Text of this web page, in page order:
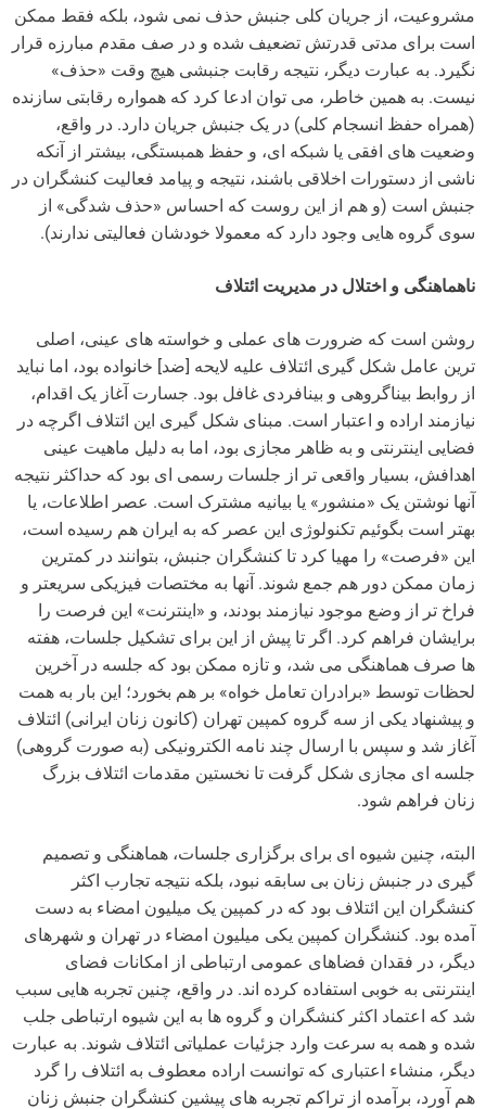
مشروعیت، از جریان کلی جنبش حذف نمی شود، بلکه فقط ممکن
است برای مدتی قدرتش تضعیف شده و در صف مقدم مبارزه قرار
نگیرد. به عبارت دیگر، نتیجه رقابت جنبشی هیچ وقت «حذف»
نیست. به همین خاطر، می توان ادعا کرد که همواره رقابتی سازنده
(همراه حفظ انسجام کلی) در یک جنبش جریان دارد. در واقع،
وضعیت های افقی یا شبکه ای، و حفظ همبستگی، بیشتر از آنکه
ناشی از دستورات اخلاقی باشند، نتیجه و پیامد فعالیت کنشگران در
جنبش است (و هم از این روست که احساس «حذف شدگی» از
سوی گروه هایی وجود دارد که معمولا خودشان فعالیتی ندارند).
ناهماهنگی و اختلال در مدیریت ائتلاف
روشن است که ضرورت های عملی و خواسته های عینی، اصلی
ترین عامل شکل گیری ائتلاف علیه لایحه [ضد] خانواده بود، اما نباید
از روابط بیناگروهی و بینافردی غافل بود. جسارت آغاز یک اقدام،
نیازمند اراده و اعتبار است. مبنای شکل گیری این ائتلاف اگرچه در
فضایی اینترنتی و به ظاهر مجازی بود، اما به دلیل ماهیت عینی
اهدافش، بسیار واقعی تر از جلسات رسمی ای بود که حداکثر نتیجه
آنها نوشتن یک «منشور» یا بیانیه مشترک است. عصر اطلاعات، یا
بهتر است بگوئیم تکنولوژی این عصر که به ایران هم رسیده است،
این «فرصت» را مهیا کرد تا کنشگران جنبش، بتوانند در کمترین
زمان ممکن دور هم جمع شوند. آنها به مختصات فیزیکی سریعتر و
فراخ تر از وضع موجود نیازمند بودند، و «اینترنت» این فرصت را
برایشان فراهم کرد. اگر تا پیش از این برای تشکیل جلسات، هفته
ها صرف هماهنگی می شد، و تازه ممکن بود که جلسه در آخرین
لحظات توسط «برادران تعامل خواه» بر هم بخورد؛ این بار به همت
و پیشنهاد یکی از سه گروه کمپین تهران (کانون زنان ایرانی) ائتلاف
آغاز شد و سپس با ارسال چند نامه الکترونیکی (به صورت گروهی)
جلسه ای مجازی شکل گرفت تا نخستین مقدمات ائتلاف بزرگ
زنان فراهم شود.
البته، چنین شیوه ای برای برگزاری جلسات، هماهنگی و تصمیم
گیری در جنبش زنان بی سابقه نبود، بلکه نتیجه تجارب اکثر
کنشگران این ائتلاف بود که در کمپین یک میلیون امضاء به دست
آمده بود. کنشگران کمپین یکی میلیون امضاء در تهران و شهرهای
دیگر، در فقدان فضاهای عمومی ارتباطی از امکانات فضای
اینترنتی به خوبی استفاده کرده اند. در واقع، چنین تجربه هایی سبب
شد که اعتماد اکثر کنشگران و گروه ها به این شیوه ارتباطی جلب
شده و همه به سرعت وارد جزئیات عملیاتی ائتلاف شوند. به عبارت
دیگر، منشاء اعتباری که توانست اراده معطوف به ائتلاف را گرد
هم آورد، برآمده از تراکم تجربه های پیشین کنشگران جنبش زنان